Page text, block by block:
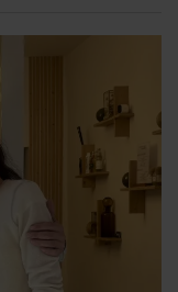
de 15 h 30 à 19
h.